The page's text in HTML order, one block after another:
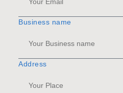
Business name
Address